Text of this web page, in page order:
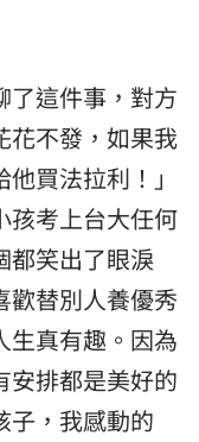
了這件事，對方
花不發，如果我
買法拉利！」
孩考上台大任何
都笑出了眼淚
歡替別人養優秀
生真有趣。因為
安排都是美好的
子，我感動的